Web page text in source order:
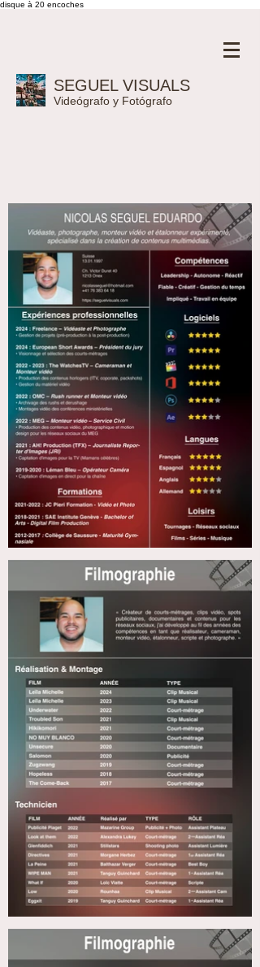
disque à 20 encoches
SEGUEL VISUALS
Videógrafo y Fotógrafo